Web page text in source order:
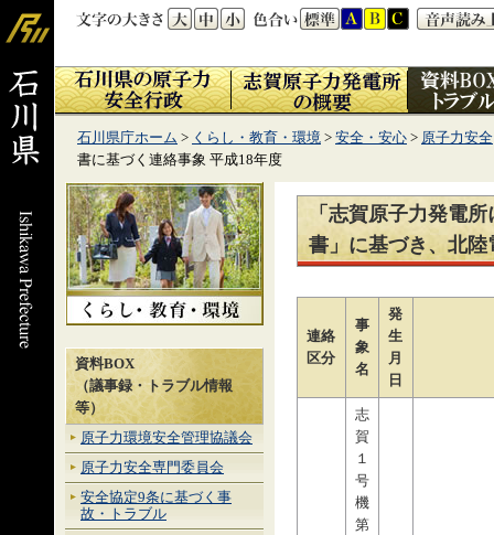
石川県庁ホーム > くらし・教育・環境 > 安全・安心 > 原子力安全
書に基づく連絡事象 平成18年度
資料BOX
（議事録・トラブル情報
等）
原子力環境安全管理協議会
原子力安全専門委員会
安全協定9条に基づく事
故・トラブル
「志賀原子力発電
書」に基づき、北
連絡
区分
事
象
名
発
生
月
日
志
賀
１
号
機
第